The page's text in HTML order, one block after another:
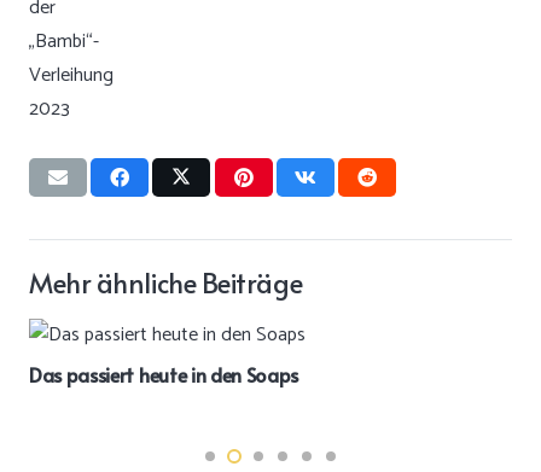
Mehr ähnliche Beiträge
Das passiert heute in den Soaps